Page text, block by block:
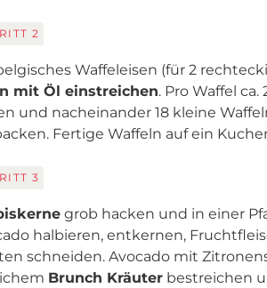
2
Waffeleisen (für 2
mit Öl einstreichen. Pro Waffel
und nacheinander 18 kleine
Fertige Waffeln auf ein
3
grob hacken und in einer
halbieren, entkernen,
schneiden. Avocado mit
Brunch Kräuter bestreichen